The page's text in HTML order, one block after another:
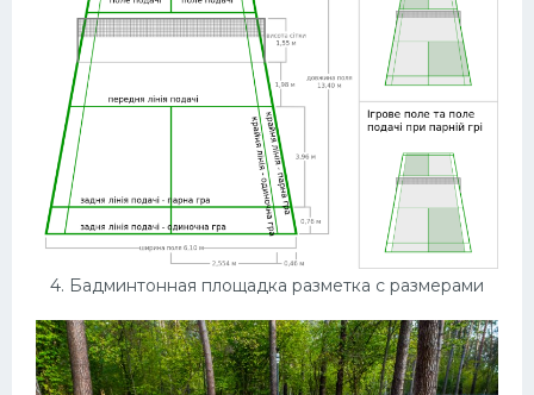
4. Бадминтонная площадка разметка с размерами